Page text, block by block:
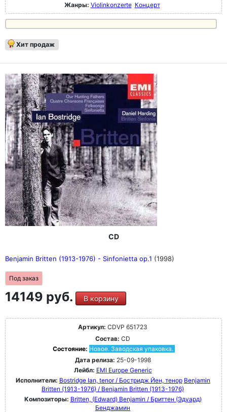
Жанры: Violinkonzerte Концерт
Хит продаж
CD
Benjamin Britten (1913-1976) - Sinfonietta op.1 (1998)
Под заказ
14149 руб. В корзину
Артикул: CDVP 651723
Состав: CD
Состояние: Новое. Заводская упаковка.
Дата релиза: 25-09-1998
Лейбл: EMI Europe Generic
Исполнители: Bostridge Ian, tenor / Бостридж Йен, тенор Benjamin
Britten (1913-1976) / Benjamin Britten (1913-1976)
Композиторы: Britten, (Edward) Benjamin / Бриттен (Эдуард)
Бенджамин